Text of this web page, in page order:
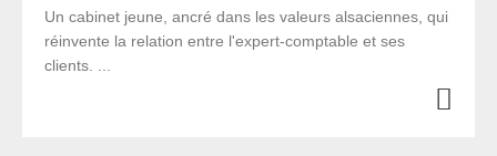
Un cabinet jeune, ancré dans les valeurs alsaciennes, qui
réinvente la relation entre l'expert-comptable et ses
clients. ...